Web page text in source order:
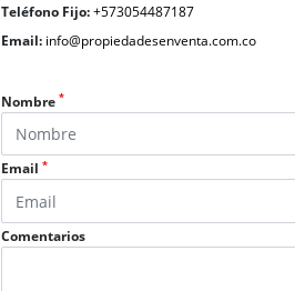
Teléfono Fijo:+573054487187
Email: info@propiedadesenventa.com.co
Nombre*
Email*
Comentarios